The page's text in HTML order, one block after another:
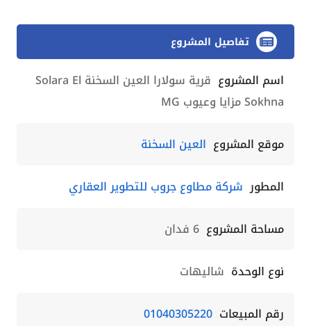
تفاصيل المشروع
اسم المشروع
قرية سولارا العين السخنة Solara El
Sokhna مزايا وعيوب MG
موقع المشروع العين السخنة
المطور شركة مطاوع جروب للتطوير العقاري
مساحة المشروع 6 فدان
نوع الوحدة شاليهات
رقم المبيعات 01040305220